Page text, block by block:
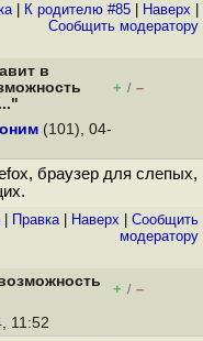
| К родителю #85 Наверх
Cообщить модератору
в
+ / –
(101), 04-
браузер для слепых,
Правка| Наверх
Cообщить
модератору
+ / –
11:52